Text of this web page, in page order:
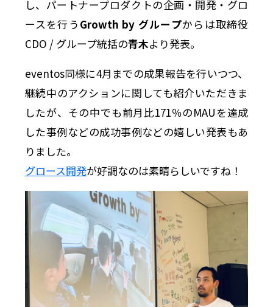
し、パートナープロダクトの企画・開発・グロ
ースを行う Growth by グループからは取締役
CDO / グループ統括の青木より発表。
eventos同様に4月までの成果報告を行いつつ、
継続中のアクションに関しても紹介いただきま
したが、その中でも前月比171％のMAUを達成
した事例などの成功事例などの嬉しい発表もあ
りました。
グロース開発が好調なのは素晴らしいですね！